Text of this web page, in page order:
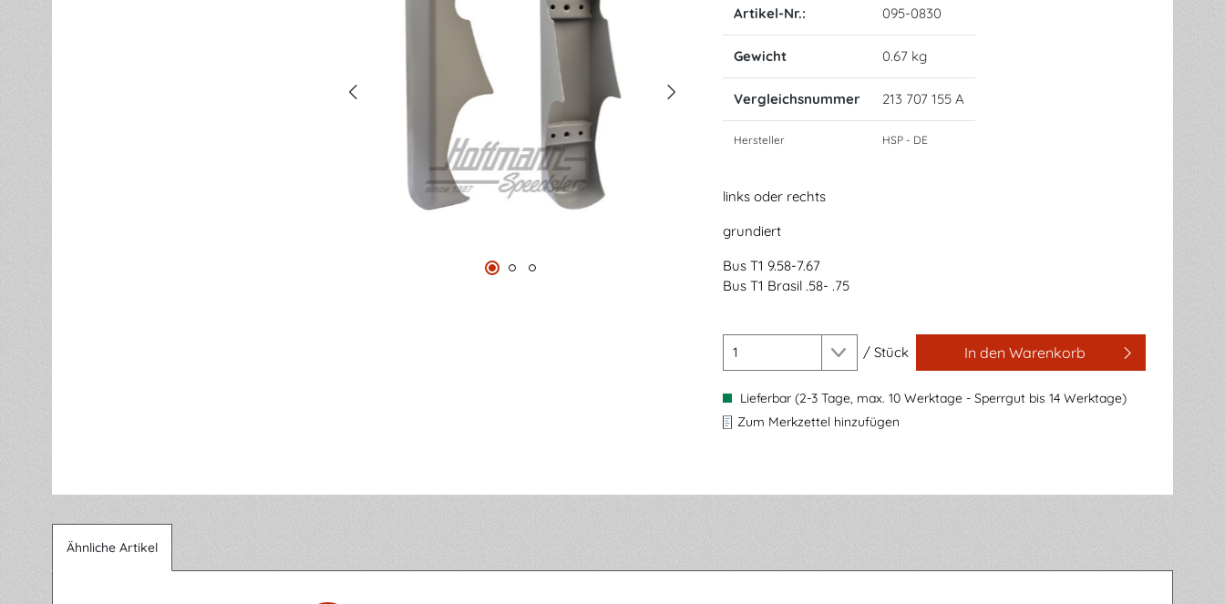
Artikel-Nr.: 095-0830
Gewicht 0.67 kg
Vergleichsnummer 213 707 155 A
Hersteller HSP - DE
links oder rechts
grundiert
Bus T1 9.58-7.67
Bus T1 Brasil .58- .75
/ Stück In den Warenkorb
Lieferbar (2-3 Tage, max. 10 Werktage - Sperrgut bis 14 Werktage)
Zum Merkzettel hinzufügen
Ähnliche Artikel